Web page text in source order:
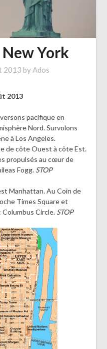
New York
2013 byAdos
2013
pacifique en
Nord. Survolons
à Los Angeles.
de côte Ouest à côte Est.
propulsés au cœur de
Fogg. STOP
Manhattan. Au Coin de
Times Square et
Circle. STOP